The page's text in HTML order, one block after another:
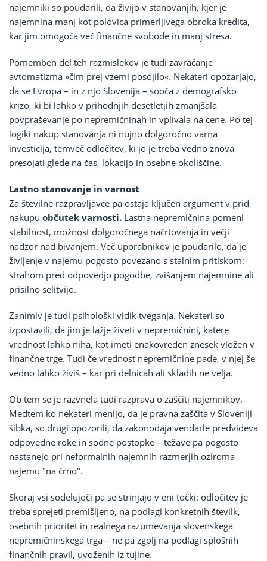
najemniki so poudarili, da živijo v stanovanjih, kjer je
najemnina manj kot polovica primerljivega obroka kredita,
kar jim omogoča več finančne svobode in manj stresa.
Pomemben del teh razmislekov je tudi zavračanje
avtomatizma »čim prej vzemi posojilo«. Nekateri opozarjajo,
da se Evropa – in z njo Slovenija – sooča z demografsko
krizo, ki bi lahko v prihodnjih desetletjih zmanjšala
povpraševanje po nepremičninah in vplivala na cene. Po tej
logiki nakup stanovanja ni nujno dolgoročno varna
investicija, temveč odločitev, ki jo je treba vedno znova
presojati glede na čas, lokacijo in osebne okoliščine.
Lastno stanovanje in varnost
Za številne razpravljavce pa ostaja ključen argument v prid
nakupu občutek varnosti. Lastna nepremičnina pomeni
stabilnost, možnost dolgoročnega načrtovanja in večji
nadzor nad bivanjem. Več uporabnikov je poudarilo, da je
življenje v najemu pogosto povezano s stalnim pritiskom:
strahom pred odpovedjo pogodbe, zvišanjem najemnine ali
prisilno selitvijo.
Zanimiv je tudi psihološki vidik tveganja. Nekateri so
izpostavili, da jim je lažje živeti v nepremičnini, katere
vrednost lahko niha, kot imeti enakovreden znesek vložen v
finančne trge. Tudi če vrednost nepremičnine pade, v njej še
vedno lahko živiš – kar pri delnicah ali skladih ne velja.
Ob tem se je razvnela tudi razprava o zaščiti najemnikov.
Medtem ko nekateri menijo, da je pravna zaščita v Sloveniji
šibka, so drugi opozorili, da zakonodaja vendarle predvideva
odpovedne roke in sodne postopke – težave pa pogosto
nastanejo pri neformalnih najemnih razmerjih oziroma
najemu "na črno".
Skoraj vsi sodelujoči pa se strinjajo v eni točki: odločitev je
treba sprejeti premišljeno, na podlagi konkretnih številk,
osebnih prioritet in realnega razumevanja slovenskega
nepremičninskega trga – ne pa zgolj na podlagi splošnih
finančnih pravil, uvoženih iz tujine.